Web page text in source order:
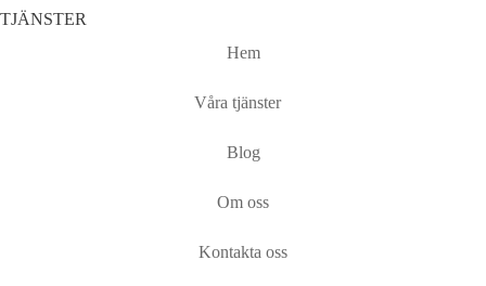
TJÄNSTER
Hem
Våra tjänster
Blog
Om oss
Kontakta oss